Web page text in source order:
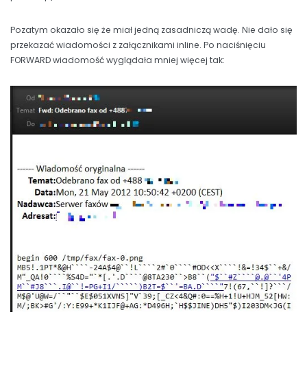
Pozatym okazało się że miał jedną zasadniczą wadę. Nie dało się
przekazać wiadomości z załącznikami inline. Po naciśnięciu
FORWARD wiadomość wyglądała mniej więcej tak: